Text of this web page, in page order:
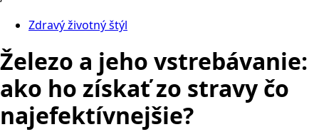
Zdravý životný štýl
Železo a jeho vstrebávanie:
ako ho získať zo stravy čo
najefektívnejšie?